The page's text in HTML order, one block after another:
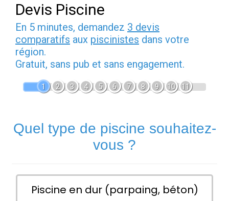
Devis Piscine
En 5 minutes, demandez 3 devis
comparatifs aux piscinistes dans votre
région.
Gratuit, sans pub et sans engagement.
1 2 3 4 5 6 7 8 9 10 11
Quel type de piscine souhaitez-
vous ?
Piscine en dur (parpaing, béton)